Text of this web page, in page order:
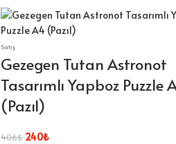
Satış
Gezegen Tutan Astronot
Tasarımlı Yapboz Puzzle
(Pazıl)
406₺ 240₺